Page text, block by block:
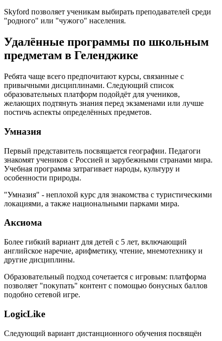
Skyford позволяет ученикам выбирать преподавателей среди
"родного" или "чужого" населения.
Удалённые программы по школьным
предметам в Геленджике
Ребята чаще всего предпочитают курсы, связанные с
привычными дисциплинами. Следующий список
образовательных платформ подойдёт для учеников,
желающих подтянуть знания перед экзаменами или лучше
постичь аспекты определённых предметов.
Умназия
Первый представитель посвящается географии. Педагоги
знакомят учеников с Россией и зарубежными странами мира.
Учебная программа затрагивает народы, культуру и
особенности природы.
"Умназия" - неплохой курс для знакомства с туристическими
локациями, а также национальными парками мира.
Аксиома
Более гибкий вариант для детей с 5 лет, включающий
английское наречие, арифметику, чтение, мнемотехнику и
другие дисциплины.
Образовательный подход сочетается с игровым: платформа
позволяет "покупать" контент с помощью бонусных баллов
подобно сетевой игре.
LogicLike
Следующий вариант дистанционного обучения посвящён